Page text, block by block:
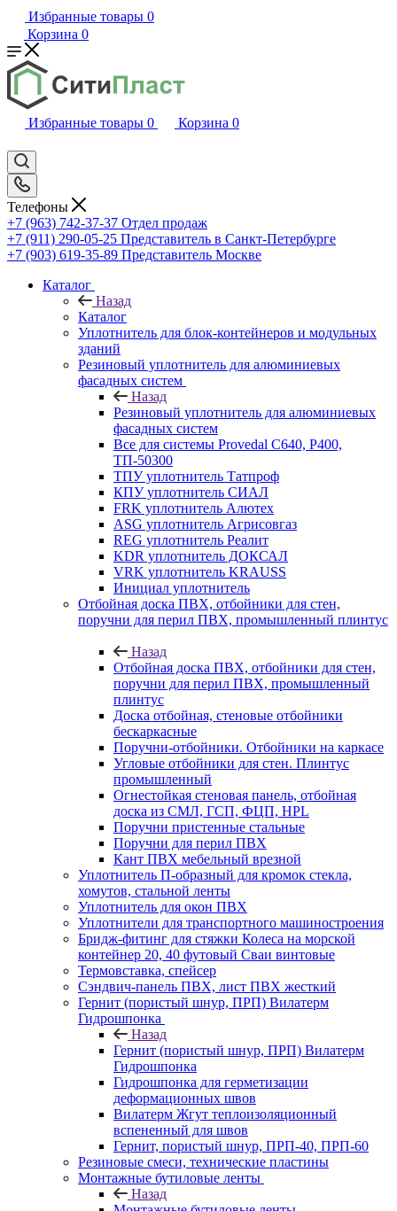
Избранные товары 0
Корзина 0
Избранные товары 0 Корзина 0
Телефоны
+7 (963) 742-37-37 Отдел продаж
+7 (911) 290-05-25 Представитель в Санкт-Петербурге
+7 (903) 619-35-89 Представитель Москве
Каталог
Назад
Каталог
Уплотнитель для блок-контейнеров и модульных
зданий
Резиновый уплотнитель для алюминиевых
фасадных систем
Назад
Резиновый уплотнитель для алюминиевых
фасадных систем
Все для системы Provedal С640, Р400,
ТП-50300
ТПУ уплотнитель Татпроф
КПУ уплотнитель СИАЛ
FRK уплотнитель Алютех
ASG уплотнитель Агрисовгаз
REG уплотнитель Реалит
KDR уплотнитель ДОКСАЛ
VRK уплотнитель KRAUSS
Инициал уплотнитель
Отбойная доска ПВХ, отбойники для стен,
поручни для перил ПВХ, промышленный плинтус
Назад
Отбойная доска ПВХ, отбойники для стен,
поручни для перил ПВХ, промышленный
плинтус
Доска отбойная, стеновые отбойники
бескаркасные
Поручни-отбойники. Отбойники на каркасе
Угловые отбойники для стен. Плинтус
промышленный
Огнестойкая стеновая панель, отбойная
доска из СМЛ, ГСП, ФЦП, HPL
Поручни пристенные стальные
Поручни для перил ПВХ
Кант ПВХ мебельный врезной
Уплотнитель П-образный для кромок стекла,
хомутов, стальной ленты
Уплотнитель для окон ПВХ
Уплотнители для транспортного машиностроения
Бридж-фитинг для стяжки Колеса на морской
контейнер 20, 40 футовый Сваи винтовые
Термовставка, спейсер
Сэндвич-панель ПВХ, лист ПВХ жесткий
Гернит (пористый шнур, ПРП) Вилатерм
Гидрошпонка
Назад
Гернит (пористый шнур, ПРП) Вилатерм
Гидрошпонка
Гидрошпонка для герметизации
деформационных швов
Вилатерм Жгут теплоизоляционный
вспененный для швов
Гернит, пористый шнур, ПРП-40, ПРП-60
Резиновые смеси, технические пластины
Монтажные бутиловые ленты
Назад